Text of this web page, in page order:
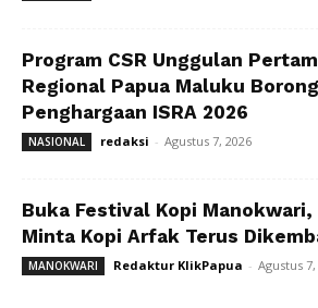
Program CSR Unggulan
Regional Papua Maluku
Penghargaan ISRA 2026
NASIONAL redaksi - Agustus 7, 2026
Buka Festival Kopi
Minta Kopi Arfak Terus
MANOKWARI Redaktur KlikPapua - Agustus 7,